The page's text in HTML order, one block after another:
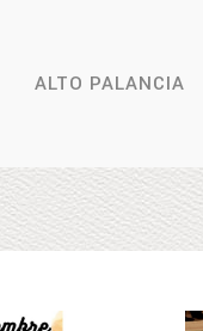
ALTO PALANCIA